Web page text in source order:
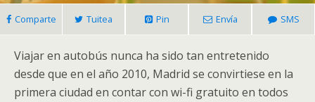
Comparte Tuitea Pin Envía SMS
Viajar en autobús nunca ha sido tan entretenido
desde que en el año 2010, Madrid se convirtiese en la
primera ciudad en contar con wi-fi gratuito en todos